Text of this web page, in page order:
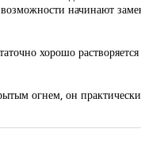
начинают
хорошо растворяется
огнем, он